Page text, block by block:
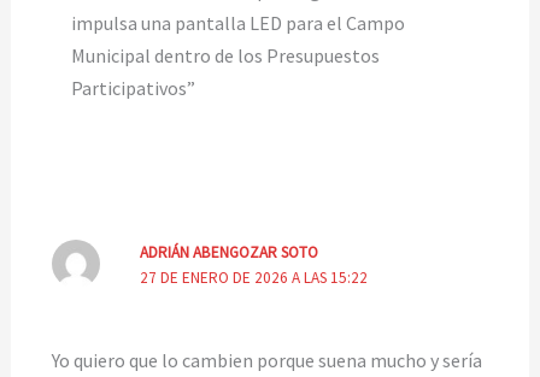
impulsa una pantalla LED para el Campo
Municipal dentro de los Presupuestos
Participativos”
ADRIÁN ABENGOZAR SOTO
27 DE ENERO DE 2026 A LAS 15:22
Yo quiero que lo cambien porque suena mucho y sería